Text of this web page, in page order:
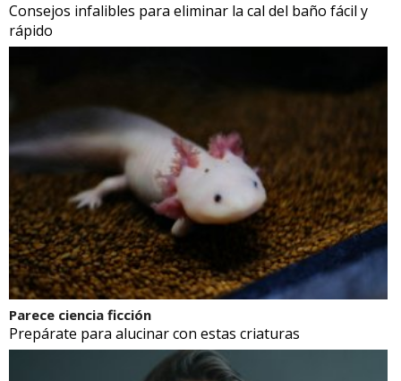
Consejos infalibles para eliminar la cal del baño fácil y
rápido
Parece ciencia ficción
Prepárate para alucinar con estas criaturas